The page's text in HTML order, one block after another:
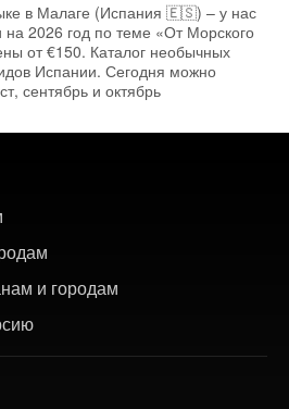
в Малаге (Испания 🇪🇸) – у нас
на 2026 год по теме «От Морского
от €150. Каталог необычных
Испании. Сегодня можно
сентябрь и октябрь
и городам